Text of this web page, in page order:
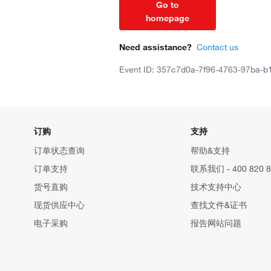
Go to
homepage
Need assistance? Contact us
Event ID: 357c7d0a-7f96-4763-97ba-
订购
订单状态查询
订单支持
货号直购
现货供应中心
电子采购
支持
帮助&支持
联系我们 - 400 820
技术支持中心
查找文件&证书
报告网站问题